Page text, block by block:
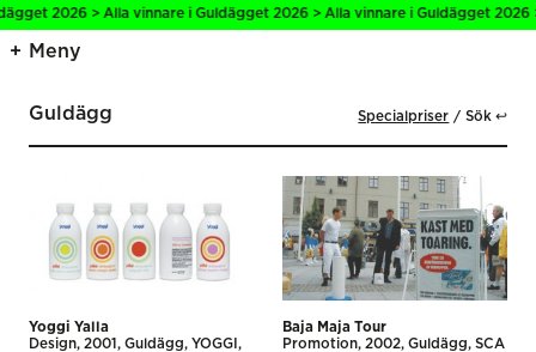
2026 > Alla vinnare i Guldägget 2026 > Alla vinnare i Guldägget 2026 >
Meny
Guldägg Specialpriser Sök ↩
Yoggi Yalla
Design 2001 Guldägg
YOGGI
Baja Maja Tour
Promotion 2002 Guldägg
SCA